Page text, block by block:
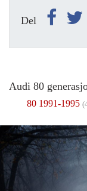
Del
Audi 80
80 1991-1995